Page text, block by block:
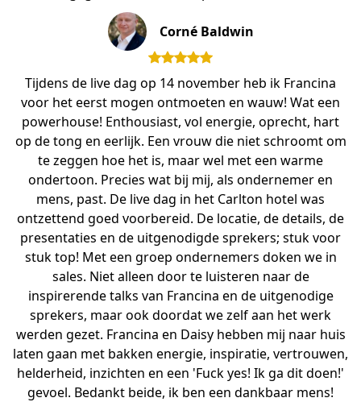
Corné Baldwin
Tijdens de live dag op 14 november heb ik Francina
voor het eerst mogen ontmoeten en wauw! Wat een
powerhouse! Enthousiast, vol energie, oprecht, hart
op de tong en eerlijk. Een vrouw die niet schroomt om
te zeggen hoe het is, maar wel met een warme
ondertoon. Precies wat bij mij, als ondernemer en
mens, past. De live dag in het Carlton hotel was
ontzettend goed voorbereid. De locatie, de details, de
presentaties en de uitgenodigde sprekers; stuk voor
stuk top! Met een groep ondernemers doken we in
sales. Niet alleen door te luisteren naar de
inspirerende talks van Francina en de uitgenodige
sprekers, maar ook doordat we zelf aan het werk
werden gezet. Francina en Daisy hebben mij naar huis
laten gaan met bakken energie, inspiratie, vertrouwen,
helderheid, inzichten en een 'Fuck yes! Ik ga dit doen!'
gevoel. Bedankt beide, ik ben een dankbaar mens!